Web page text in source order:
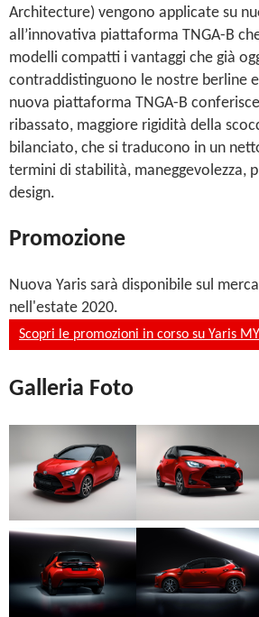
Architecture) vengono applicate su
all’innovativa piattaforma TNGA-B
modelli compatti i vantaggi che già
contraddistinguono le nostre berline e
nuova piattaforma TNGA-B
ribassato, maggiore rigidità della
bilanciato, che si traducono in un
termini di stabilità, maneggevolezza,
design.
Promozione
Nuova Yaris sarà disponibile sul
nell'estate 2020.
Scopri le promozioni in corso su Yaris
Galleria Foto